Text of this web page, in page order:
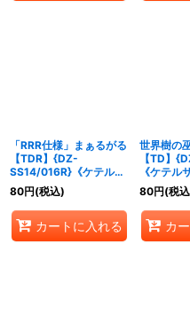
「RRR仕様」まぁるがる
【TDR】{DZ-
SS14/016R}《ケテルサ
ンクチュアリ》
80円(税込)
カートに入れる
世界樹の
【TD】
《ケテル
リ》
80円(税
カ